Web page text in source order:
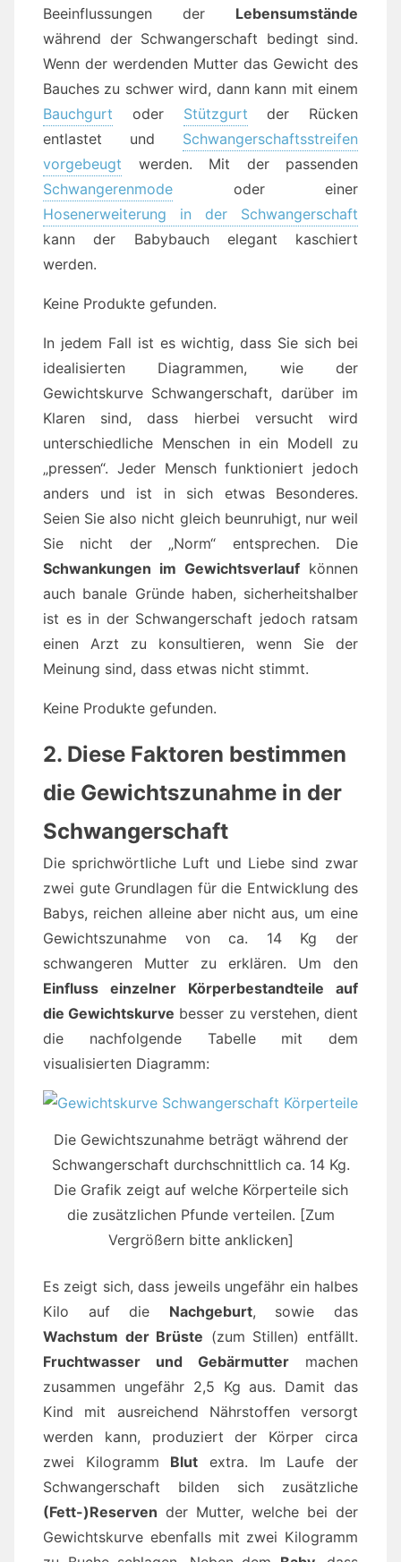
Beeinflussungen der Lebensumstände
während der Schwangerschaft bedingt sind.
Wenn der werdenden Mutter das Gewicht des
Bauches zu schwer wird, dann kann mit einem
Bauchgurt oder Stützgurt der Rücken
entlastet und Schwangerschaftsstreifen
vorgebeugt werden. Mit der passenden
Schwangerenmode oder einer
Hosenerweiterung in der Schwangerschaft
kann der Babybauch elegant kaschiert
werden.
Keine Produkte gefunden.
In jedem Fall ist es wichtig, dass Sie sich bei
idealisierten Diagrammen, wie der
Gewichtskurve Schwangerschaft, darüber im
Klaren sind, dass hierbei versucht wird
unterschiedliche Menschen in ein Modell zu
„pressen“. Jeder Mensch funktioniert jedoch
anders und ist in sich etwas Besonderes.
Seien Sie also nicht gleich beunruhigt, nur weil
Sie nicht der „Norm“ entsprechen. Die
Schwankungen im Gewichtsverlauf können
auch banale Gründe haben, sicherheitshalber
ist es in der Schwangerschaft jedoch ratsam
einen Arzt zu konsultieren, wenn Sie der
Meinung sind, dass etwas nicht stimmt.
Keine Produkte gefunden.
2. Diese Faktoren bestimmen
die Gewichtszunahme in der
Schwangerschaft
Die sprichwörtliche Luft und Liebe sind zwar
zwei gute Grundlagen für die Entwicklung des
Babys, reichen alleine aber nicht aus, um eine
Gewichtszunahme von ca. 14 Kg der
schwangeren Mutter zu erklären. Um den
Einfluss einzelner Körperbestandteile auf
die Gewichtskurve besser zu verstehen, dient
die nachfolgende Tabelle mit dem
visualisierten Diagramm:
Die Gewichtszunahme beträgt während der
Schwangerschaft durchschnittlich ca. 14 Kg.
Die Grafik zeigt auf welche Körperteile sich
die zusätzlichen Pfunde verteilen. [Zum
Vergrößern bitte anklicken]
Es zeigt sich, dass jeweils ungefähr ein halbes
Kilo auf die Nachgeburt, sowie das
Wachstum der Brüste (zum Stillen) entfällt.
Fruchtwasser und Gebärmutter machen
zusammen ungefähr 2,5 Kg aus. Damit das
Kind mit ausreichend Nährstoffen versorgt
werden kann, produziert der Körper circa
zwei Kilogramm Blut extra. Im Laufe der
Schwangerschaft bilden sich zusätzliche
(Fett-)Reserven der Mutter, welche bei der
Gewichtskurve ebenfalls mit zwei Kilogramm